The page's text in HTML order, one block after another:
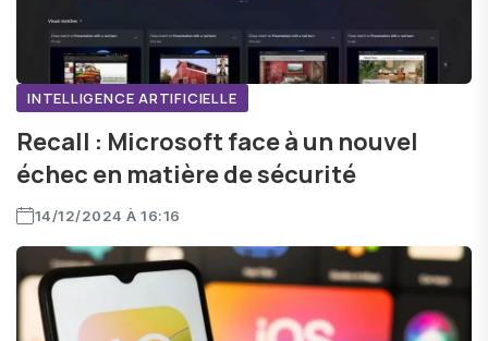
INTELLIGENCE ARTIFICIELLE
Recall : Microsoft face à un nouvel
échec en matière de sécurité
14/12/2024 À 16:16